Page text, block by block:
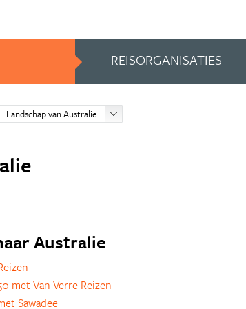
REISORGANISATIES
Landschap van Australie
Australie
met Van Verre Reizen
Sawadee